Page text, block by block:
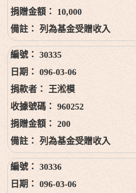
10,000
列為基金受贈收入
30335
096-03-06
王淞模
960252
200
列為基金受贈收入
30336
096-03-06